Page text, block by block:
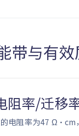
带与有
阻率/迁移
电阻率为47 Ω·cm